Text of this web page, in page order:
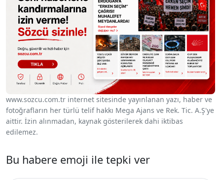
www.sozcu.com.tr internet sitesinde yayınlanan yazı, haber ve
fotoğrafların her türlü telif hakkı Mega Ajans ve Rek. Tic. A.Ş'ye
aittir. İzin alınmadan, kaynak gösterilerek dahi iktibas
edilemez.
Bu habere emoji ile tepki ver